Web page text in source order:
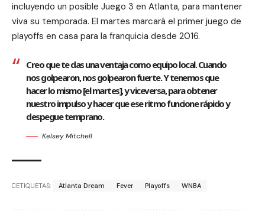
incluyendo un posible Juego 3 en Atlanta, para mantener
viva su temporada. El martes marcará el primer juego de
playoffs en casa para la franquicia desde 2016.
Creo que te das una ventaja como equipo local. Cuando
nos golpearon, nos golpearon fuerte. Y tenemos que
hacer lo mismo [el martes], y viceversa, para obtener
nuestro impulso y hacer que ese ritmo funcione rápido y
despegue temprano.
Kelsey Mitchell
ETIQUETAS: Atlanta Dream Fever Playoffs WNBA